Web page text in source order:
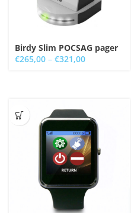
Birdy Slim POCSAG pager
€265,00 – €321,00